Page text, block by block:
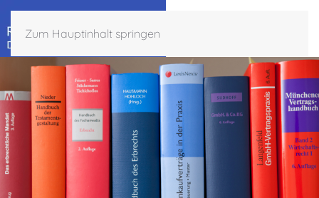
Zum Hauptinhalt springen